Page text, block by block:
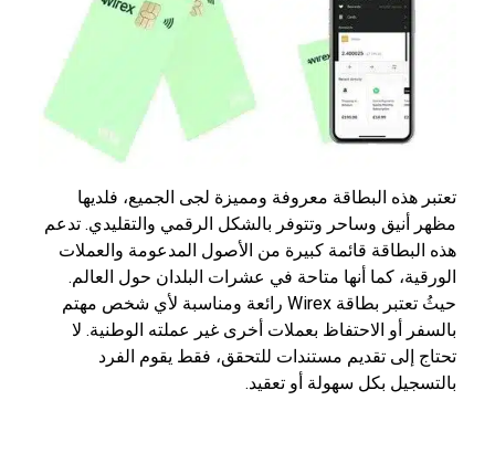
تعتبر هذه البطاقة معروفة ومميزة لجى الجميع، فلديها
مظهر أنيق وساحر وتتوفر بالشكل الرقمي والتقليدي. تدعم
هذه البطاقة قائمة كبيرة من الأصول المدعومة والعملات
الورقية، كما أنها متاحة في عشرات البلدان حول العالم.
حيثُ تعتبر بطاقة Wirex رائعة ومناسبة لأي شخص مهتم
بالسفر أو الاحتفاظ بعملات أخرى غير عملته الوطنية. لا
تحتاج إلى تقديم مستندات للتحقق، فقط يقوم الفرد
بالتسجيل بكل سهولة أو تعقيد.